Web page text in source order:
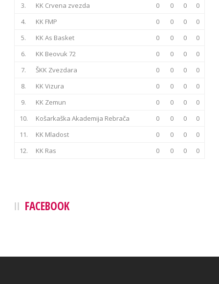
3.
KK Crvena zvezda 0 0 0
0
4.
KK FMP 0 0 0
0
5.
KK As Basket 0 0 0
0
6.
KK Beovuk 72 0 0 0
0
7.
ŠKK Zvezdara 0 0 0
0
8.
KK Vizura 0 0 0
0
9.
KK Zemun 0 0 0
0
10.
Košarkaška Akademija Rebrača 0 0 0
0
11.
KK Mladost 0 0 0
0
12.
KK Ras 0 0 0 0
FACEBOOK